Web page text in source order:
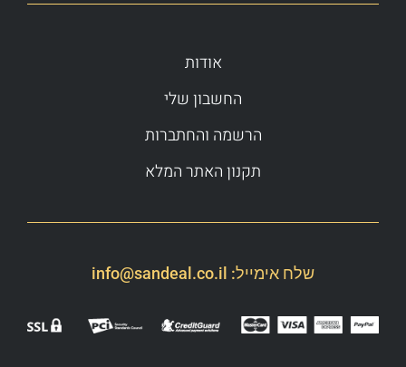
אודות
החשבון שלי
הרשמה והחתברות
תקנון האתר המלא
שלח אימייל: info@sandeal.co.il